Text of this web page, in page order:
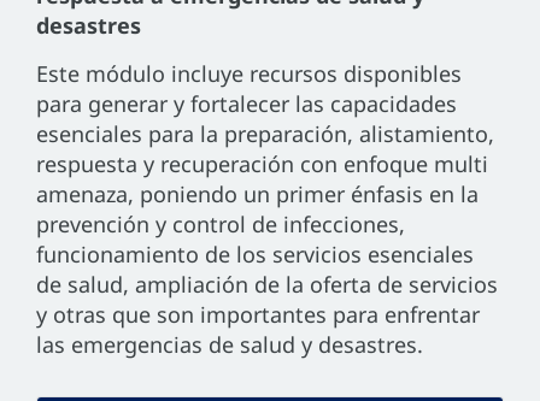
desastres
Este módulo incluye recursos disponibles
para generar y fortalecer las capacidades
esenciales para la preparación, alistamiento,
respuesta y recuperación con enfoque multi
amenaza, poniendo un primer énfasis en la
prevención y control de infecciones,
funcionamiento de los servicios esenciales
de salud, ampliación de la oferta de servicios
y otras que son importantes para enfrentar
las emergencias de salud y desastres.